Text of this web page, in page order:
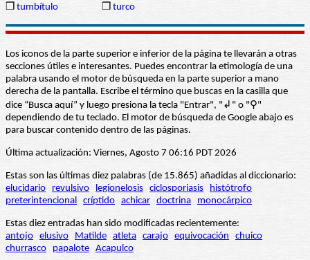
❒ tumbítulo ❒ turco
Los iconos de la parte superior e inferior de la página te llevarán a otras
secciones útiles e interesantes. Puedes encontrar la etimología de una
palabra usando el motor de búsqueda en la parte superior a mano
derecha de la pantalla. Escribe el término que buscas en la casilla que
dice “Busca aquí” y luego presiona la tecla "Entrar", "↲" o "⚲"
dependiendo de tu teclado. El motor de búsqueda de Google abajo es
para buscar contenido dentro de las páginas.
Última actualización: Viernes, Agosto 7 06:16 PDT 2026
Estas son las últimas diez palabras (de 15.865) añadidas al diccionario:
elucidario
revulsivo legionelosis ciclosporiasis
histótrofo
preterintencional críptido achicar doctrina monocárpico
Estas diez entradas han sido modificadas recientemente:
antojo elusivo Matilde atleta carajo equivocación
chuico
churrasco
papalote Acapulco